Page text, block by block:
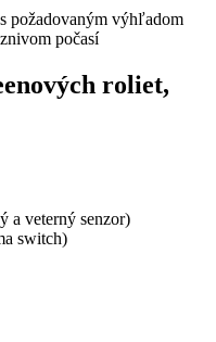
požadovaným výhľadom
počasí
roliet,
a veterný senzor)
switch)